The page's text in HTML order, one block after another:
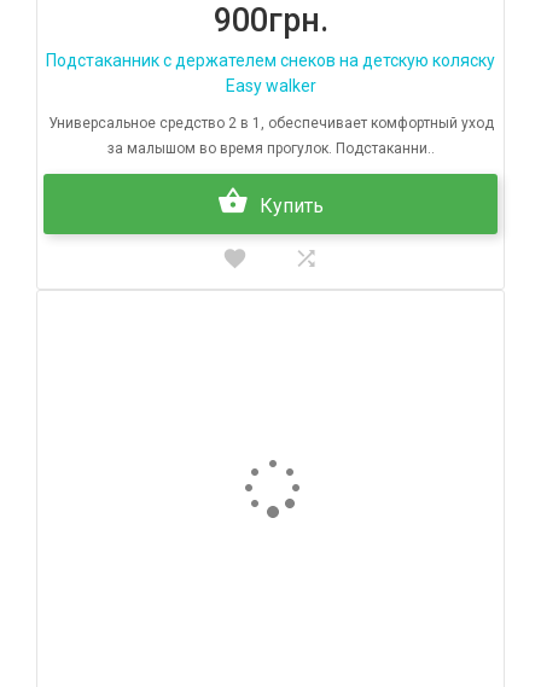
900грн.
Подстаканник с держателем снеков на детскую коляску
Easy walker
Универсальное средство 2 в 1, обеспечивает комфортный уход
за малышом во время прогулок. Подстаканни..
Купить